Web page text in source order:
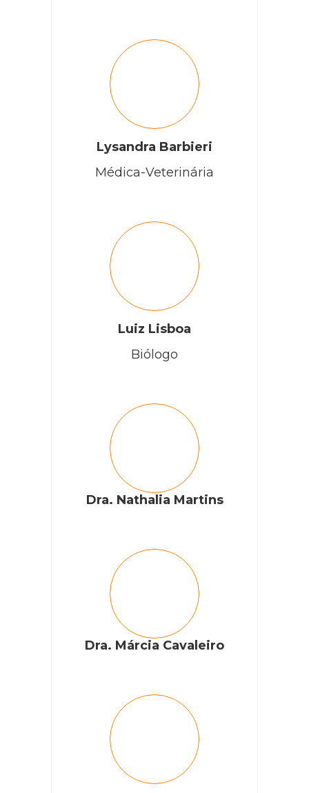
Lysandra Barbieri
Médica-Veterinária
Luiz Lisboa
Biólogo
Dra. Nathalia Martins
Dra. Márcia Cavaleiro